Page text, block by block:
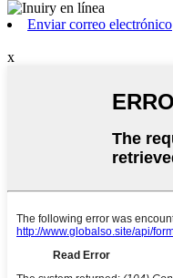
Enviar correo electrónico
x